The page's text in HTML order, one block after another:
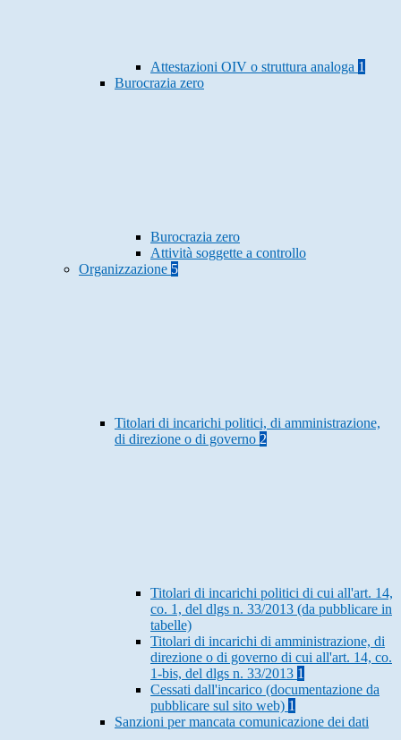
Attestazioni OIV o struttura analoga 1
Burocrazia zero
Burocrazia zero
Attività soggette a controllo
Organizzazione 5
Titolari di incarichi politici, di amministrazione,
di direzione o di governo 2
Titolari di incarichi politici di cui all'art. 14,
co. 1, del dlgs n. 33/2013 (da pubblicare in
tabelle)
Titolari di incarichi di amministrazione, di
direzione o di governo di cui all'art. 14, co.
1-bis, del dlgs n. 33/2013 1
Cessati dall'incarico (documentazione da
pubblicare sul sito web) 1
Sanzioni per mancata comunicazione dei dati